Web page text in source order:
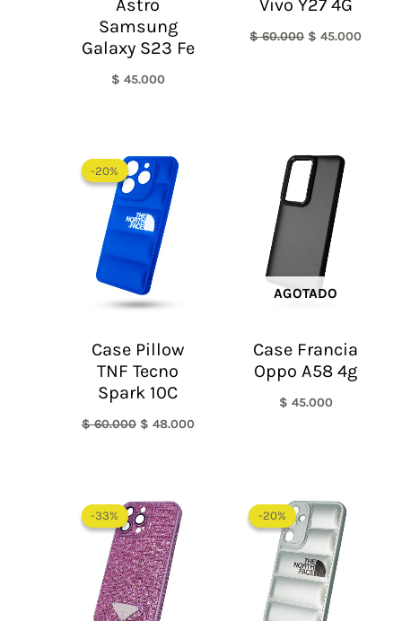
Astro
Samsung
Galaxy S23 Fe
$ 45.000
Vivo Y27 4G
$60.000 $ 45.000
-20%
-20%
Case Pillow
TNF Tecno
Spark 10C
$60.000
precio
original
era:
$ 60.000.
$ 48.000
AGOTADO
Case Francia
Oppo A58 4g
$ 45.000
-33%
-33%
precio
original
era:
$ 60.000.
-20%
-20%
precio
original
era:
$ 60.000.